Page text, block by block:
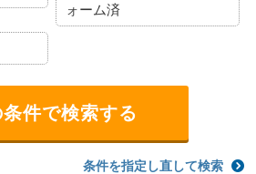
ォーム済
条件を指定し直して検索